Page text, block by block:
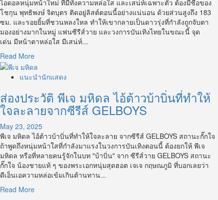
น้อยห
น้า
หวาน
ดาว
พุ่ง
แรง
ที่
จับตา
มอง
ไอดอลหนุ่มหน้าใหม่ ที่มีทั้งความหล่อใส และเสน่ห์เฉพาะตัว ต้องมีชื่อของ
โชกุน พุทธิพงษ์ จิตบุตร ติดอยู่ลิสต์ตอนนี้อย่างแน่นอน ด้วยส่วนสูงถึง 183
ซม. และรอยยิ้มที่ชวนหลงใหล ทำให้เขากลายเป็นดาวรุ่งที่กำลังถูกจับตา
มองอย่างมากในหมู่ แฟนซีรีส์วาย และวงการบันเทิงไทยในขณะนี้ จุด
เด่น มีหน้าตาหล่อใส มีเสน่ห์...
Read MoreRead
more
about
ประวัติ
โชกุน
พุ
ทธิ
พงษ์
หนุ่ม
หน้า
ที่
กำลัง
แรง
แนะนำนักแสดง
ส่องประวัติ พีเจ มหิดล ไอ้ต้าวบ้าบิ่นที่ทำให้
ใจละลายจากซีรีส์ GELBOYS
May 23, 2025
พีเจ มหิดล ไอ้ต้าวบ้าบิ่นที่ทำให้ใจละลาย จากซีรีส์ GELBOYS สถานะกั๊กใจ
ถ้าพูดถึงหนุ่มหน้าใสที่กำลังมาแรงในวงการบันเทิงตอนนี้ ต้องยกให้ พีเจ
มหิดล หรือที่หลายคนรู้จักในบท "บ้าบิ่น" จาก ซีรีส์วาย GELBOYS สถานะ
กั๊กใจ น้องชายแท้ ๆ ของพระเอกหนุ่มสุดฮอต เจเจ กฤษณภูมิ ที่บอกเลยว่า
ดีเอ็นเอความหล่อเข้มเกินต้านทาน...
Read MoreRead